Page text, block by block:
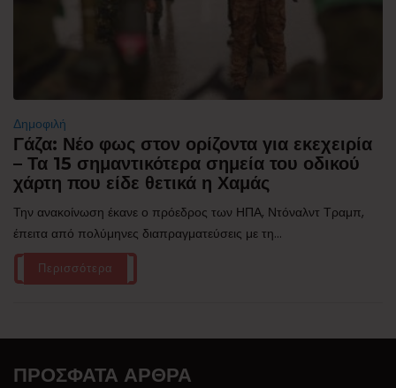
Δημοφιλή
Γάζα: Νέο φως στον ορίζοντα για εκεχειρία
– Τα 15 σημαντικότερα σημεία του οδικού
χάρτη που είδε θετικά η Χαμάς
Την ανακοίνωση έκανε ο πρόεδρος των ΗΠΑ, Ντόναλντ Τραμπ,
έπειτα από πολύμηνες διαπραγματεύσεις με τη...
Περισσότερα
ΠΡΌΣΦΑΤΑ ΆΡΘΡΑ